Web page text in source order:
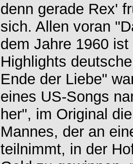
denn gerade Rex'
sich. Allen voran
dem Jahre 1960
Highlights
Ende der Liebe"
eines US-Songs
her", im Original
Mannes, der an
teilnimmt, in der